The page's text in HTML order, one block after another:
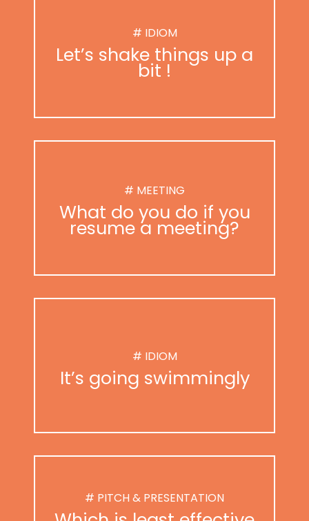
# IDIOM
Let’s shake things up a
bit !
# MEETING
What do you do if you
resume a meeting?
# IDIOM
It’s going swimmingly
# PITCH & PRESENTATION